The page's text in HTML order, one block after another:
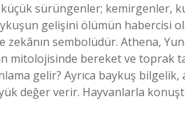
sürüngenler; kemirgenler,
gelişini ölümün habercisi
sembolüdür. Athena,
mitolojisinde bereket ve toprak
gelir? Ayrıca baykuş
değer verir. Hayvanlarla